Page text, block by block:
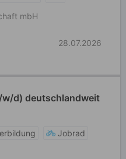
mbH
28.07.2026
d) deutschlandweit
Jobrad